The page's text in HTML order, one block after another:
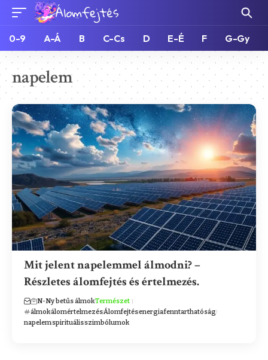
0-9 A-Á B C-Cs D E-É F G-Gy
napelem
Mit jelent napelemmel álmodni? –
Részletes álomfejtés és értelmezés.
N-Ny betűs álmokTermészet
álmokálomértelmezésÁlomfejtésenergiafenntarthatóság
napelemspirituálisszimbólumok